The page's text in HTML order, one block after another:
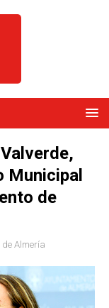
Municipal
de
Almería